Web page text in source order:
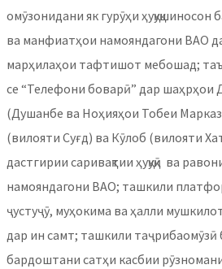
омӯзонидани як гурӯҳи ҳуқуқшиносон
ва манфиатҳои намояндагони ВАО
марҳилаҳои тафтишот мебошад;
се “Телефони боварӣ” дар шаҳрҳои
(Душанбе ва Ноҳияҳои Тобеи
(вилояти Суғд) ва Кӯлоб (вилояти
дастгирии саривақтии ҳуқуқӣ ва
намояндагони ВАО; ташкили
ҷустуҷӯ, муҳокима ва ҳалли
дар ин самт; ташкили таҷрибаомӯзӣ
бардоштани сатҳи касбии